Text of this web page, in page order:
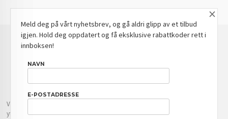
Norwegian
FRAKT
NYHETSBREV BLOGG
Vår nettbutikk bruker cookies slik at du får en bedre kjøpsopplevelse og vi kan
yte deg bedre service. Vi bruker cookies hovedsaklig til å lagre
×
Meld deg på vårt nyhetsbrev, og gå aldri glipp av et tilbud
igjen. Hold deg oppdatert og få eksklusive rabattkoder rett i
innboksen!
NAVN
E-POSTADRESSE